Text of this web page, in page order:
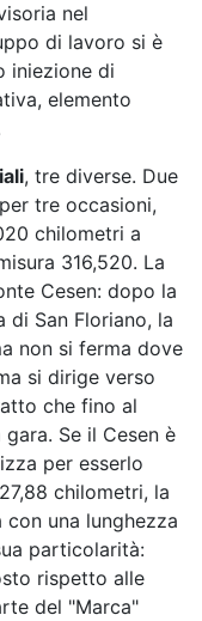
nel
di lavoro si è
iniezione di
elemento
, tre diverse. Due
tre occasioni,
chilometri a
316,520. La
Cesen: dopo la
di San Floriano, la
non si ferma dove
si dirige verso
che fino al
Se il Cesen è
per esserlo
chilometri, la
una lunghezza
particolarità:
rispetto alle
del "Marca"